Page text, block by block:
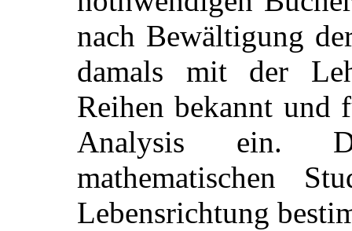
nach Bewältigung
damals mit der
Reihen bekannt und
Analysis ein.
mathematischen
Lebensrichtung